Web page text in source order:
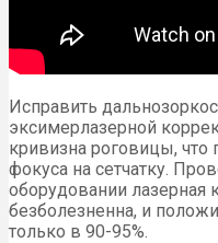
Исправить
эксимерлазерной
кривизна роговицы, что
фокуса на сетчатку.
оборудовании
безболезненна, и
только в 90-95%.